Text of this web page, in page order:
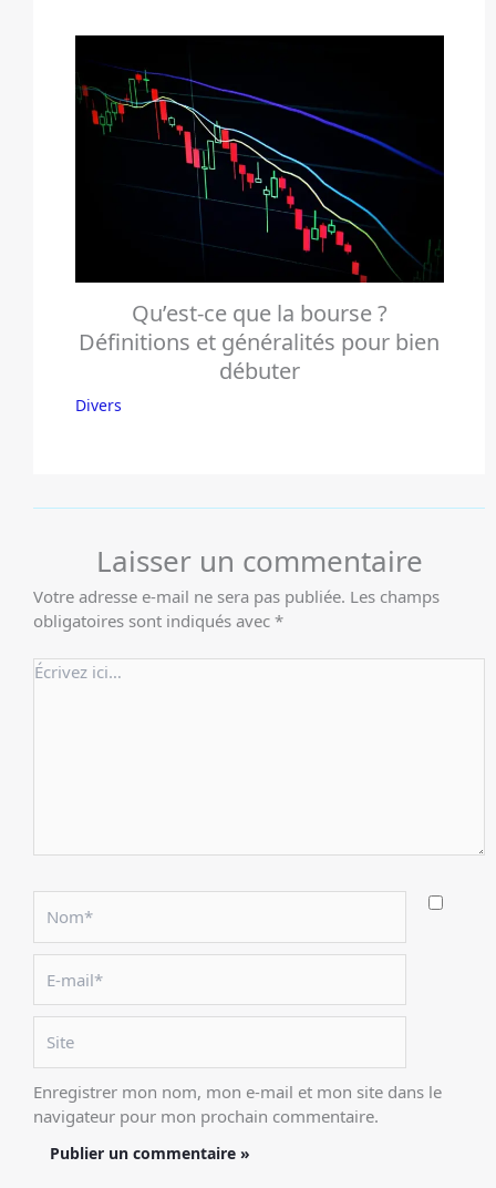
Qu’est-ce que la bourse ?
Définitions et généralités pour bien
débuter
Divers
Laisser un commentaire
Votre adresse e-mail ne sera pas publiée. Les champs
obligatoires sont indiqués avec *
Écrivez
mail*
Enregistrer mon nom, mon e-mail et mon site dans le
navigateur pour mon prochain commentaire.